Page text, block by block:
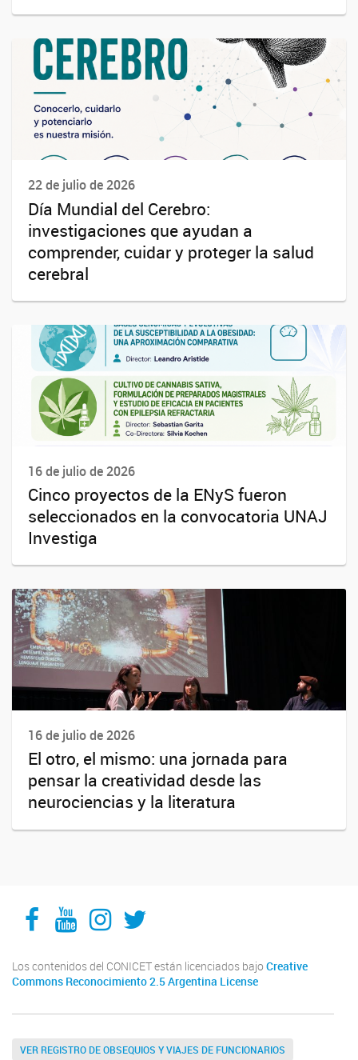
22 de julio de 2026
Día Mundial del Cerebro:
investigaciones que ayudan a
comprender, cuidar y proteger la salud
cerebral
16 de julio de 2026
Cinco proyectos de la ENyS fueron
seleccionados en la convocatoria UNAJ
Investiga
16 de julio de 2026
El otro, el mismo: una jornada para
pensar la creatividad desde las
neurociencias y la literatura
Facebook
YouTube
Instagram
Twitter
Los contenidos del CONICET están licenciados bajo Creative
Commons Reconocimiento 2.5 Argentina License
VER REGISTRO DE OBSEQUIOS Y VIAJES DE FUNCIONARIOS